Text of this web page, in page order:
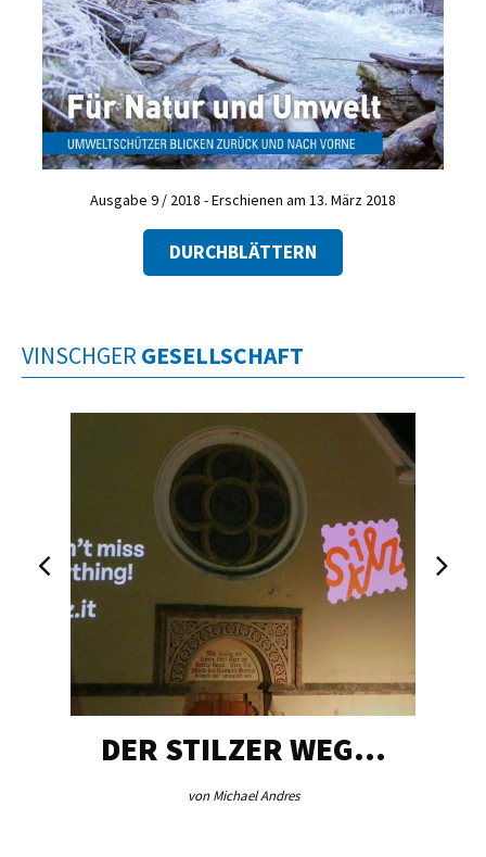
Ausgabe 9 / 2018 - Erschienen am 13. März 2018
DURCHBLÄTTERN
VINSCHGER GESELLSCHAFT
DER STILZER WEG…
von Michael Andres